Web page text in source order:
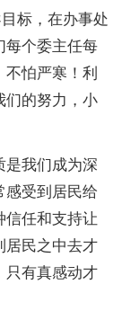
标，在办事处
每个委主任每
怕严寒！利
们的努力，小
是我们成为深
感受到居民给
信任和支持让
居民之中去才
只有真感动才